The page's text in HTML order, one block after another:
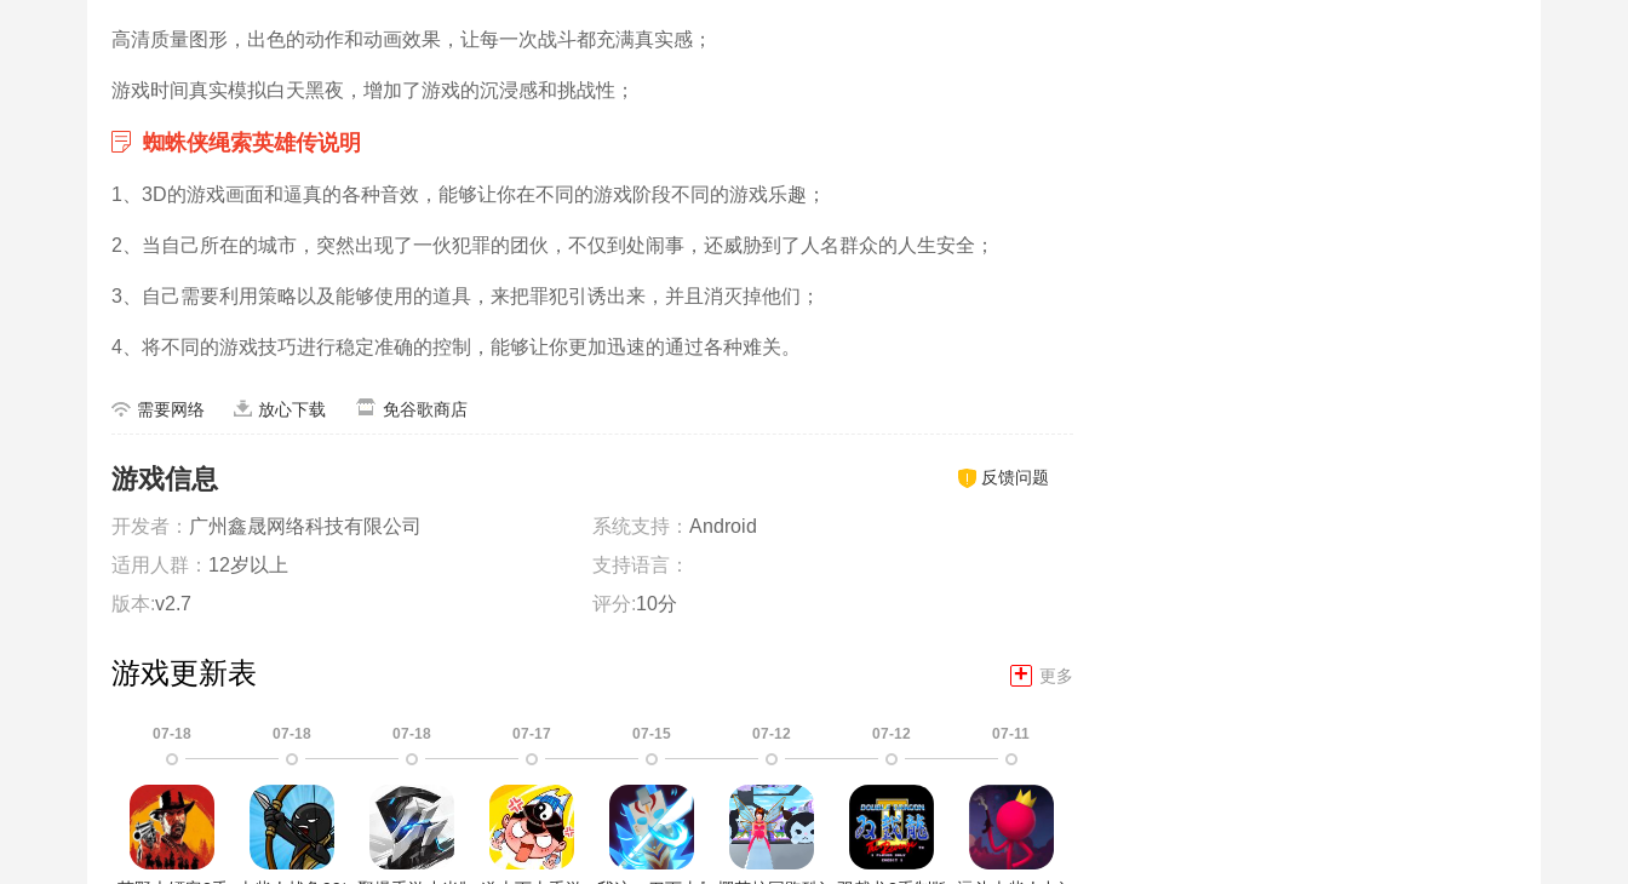
高清质量图形，出色的动作和动画效果，让每一次战斗都充满真实感；
游戏时间真实模拟白天黑夜，增加了游戏的沉浸感和挑战性；
蜘蛛侠绳索英雄传说明
1、3D的游戏画面和逼真的各种音效，能够让你在不同的游戏阶段不同的游戏乐趣；
2、当自己所在的城市，突然出现了一伙犯罪的团伙，不仅到处闹事，还威胁到了人名群众的人生安全；
3、自己需要利用策略以及能够使用的道具，来把罪犯引诱出来，并且消灭掉他们；
4、将不同的游戏技巧进行稳定准确的控制，能够让你更加迅速的通过各种难关。
需要网络 放心下载 免谷歌商店
游戏信息 反馈问题
开发者： 广州鑫晟网络科技有限公司 系统支持： Android
适用人群： 12岁以上
支持语言：
版本:v2.7 评分:10分
游戏更新表 + 更多
07-18 07-18 07-18 07-17 07-15 07-12 07-12 07-11